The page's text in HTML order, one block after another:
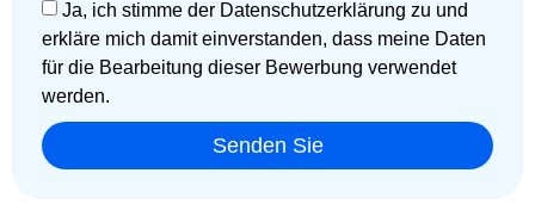
Ja, ich stimme der Datenschutzerklärung zu und
erkläre mich damit einverstanden, dass meine Daten
für die Bearbeitung dieser Bewerbung verwendet
werden.
Senden Sie